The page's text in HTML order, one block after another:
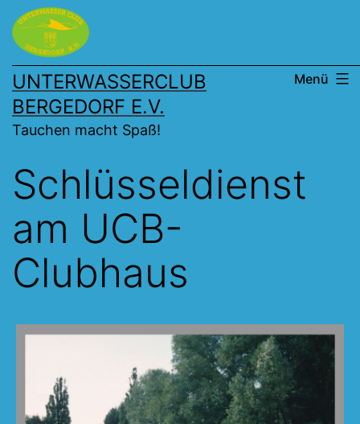
Zum
Inhalt
springen
UNTERWASSERCLUB
BERGEDORF E.V.
Tauchen macht Spaß!
Menü
Schlüsseldienst
am UCB-
Clubhaus